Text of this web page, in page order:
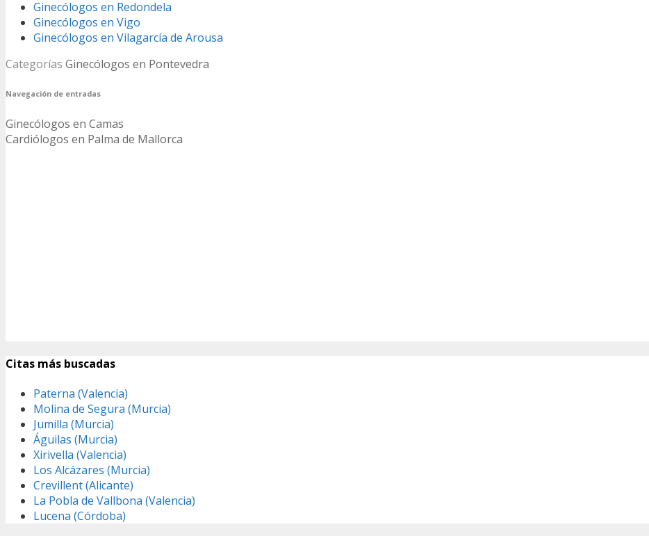
Ginecólogos en Redondela
Ginecólogos en Vigo
Ginecólogos en Vilagarcía de Arousa
Categorías Ginecólogos en Pontevedra
Navegación de entradas
Ginecólogos en Camas
Cardiólogos en Palma de Mallorca
Citas más buscadas
Paterna (Valencia)
Molina de Segura (Murcia)
Jumilla (Murcia)
Águilas (Murcia)
Xirivella (Valencia)
Los Alcázares (Murcia)
Crevillent (Alicante)
La Pobla de Vallbona (Valencia)
Lucena (Córdoba)